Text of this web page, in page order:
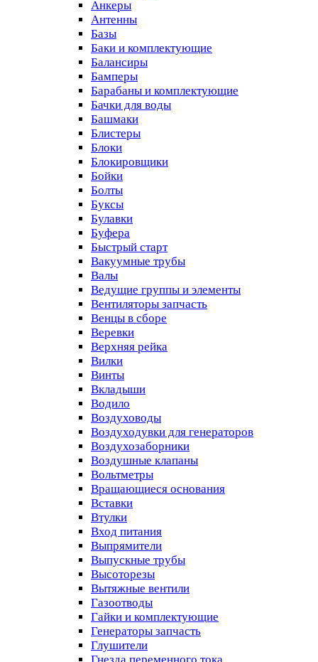
Анкеры
Антенны
Базы
Баки и комплектующие
Балансиры
Бамперы
Барабаны и комплектующие
Бачки для воды
Башмаки
Блистеры
Блоки
Блокировщики
Бойки
Болты
Буксы
Булавки
Буфера
Быстрый старт
Вакуумные трубы
Валы
Ведущие группы и элементы
Вентиляторы запчасть
Венцы в сборе
Веревки
Верхняя рейка
Вилки
Винты
Вкладыши
Водило
Воздуховоды
Воздуходувки для генераторов
Воздухозаборники
Воздушные клапаны
Вольтметры
Вращающиеся основания
Вставки
Втулки
Вход питания
Выпрямители
Выпускные трубы
Высоторезы
Вытяжные вентили
Газоотводы
Гайки и комплектующие
Генераторы запчасть
Глушители